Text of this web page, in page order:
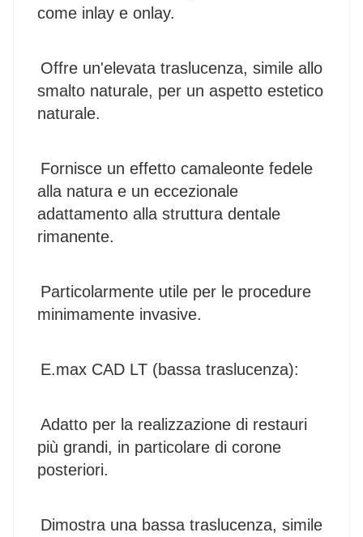
come inlay e onlay.
Offre un'elevata traslucenza, simile allo
smalto naturale, per un aspetto estetico
naturale.
Fornisce un effetto camaleonte fedele
alla natura e un eccezionale
adattamento alla struttura dentale
rimanente.
Particolarmente utile per le procedure
minimamente invasive.
E.max CAD LT (bassa traslucenza):
Adatto per la realizzazione di restauri
più grandi, in particolare di corone
posteriori.
Dimostra una bassa traslucenza, simile